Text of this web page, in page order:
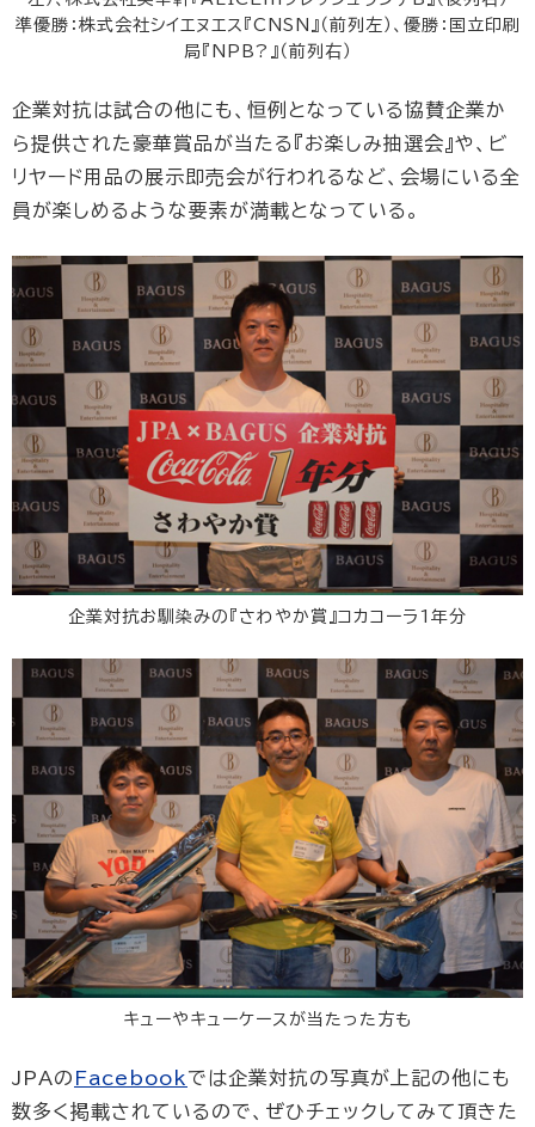
準優勝：株式会社シイエヌエス『CNSN』（前列左）、優勝：国立印刷
局『NPB?』（前列右）
企業対抗は試合の他にも、恒例となっている協賛企業か
ら提供された豪華賞品が当たる『お楽しみ抽選会』や、ビ
リヤード用品の展示即売会が行われるなど、会場にいる全
員が楽しめるような要素が満載となっている。
企業対抗お馴染みの『さわやか賞』コカコーラ1年分
キューやキューケースが当たった方も
JPAの Facebookでは企業対抗の写真が上記の他にも
数多く掲載されているので、ぜひチェックしてみて頂きた